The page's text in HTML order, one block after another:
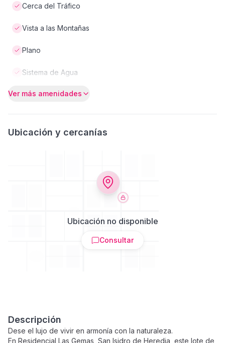
Cerca del Tráfico
Vista a las Montañas
Plano
Sistema de Agua
Ver más amenidades
Ubicación y cercanías
Ubicación no disponible
Consultar
Descripción
Dese el lujo de vivir en armonía con la naturaleza.
En Residencial Las Gemas, San Isidro de Heredia, este lote de